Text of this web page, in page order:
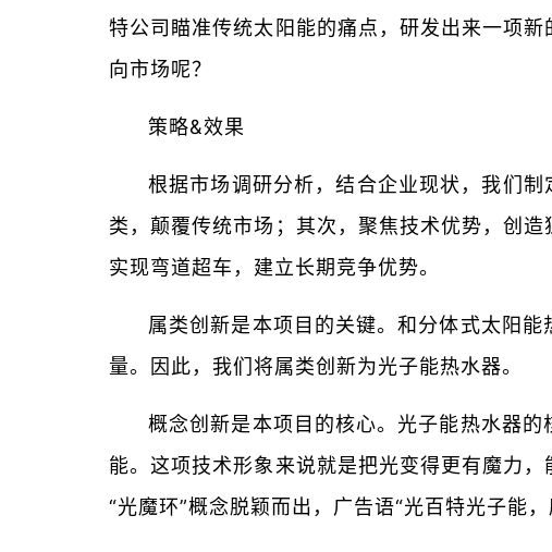
特公司瞄准传统太阳能的痛点，研发出来一项
向市场呢？
策略&效果
根据市场调研分析，结合企业现状，我们
类，颠覆传统市场；其次，聚焦技术优势，创
实现弯道超车，建立长期竞争优势。
属类创新是本项目的关键。和分体式太阳
量。因此，我们将属类创新为光子能热水器。
概念创新是本项目的核心。光子能热水器
能。这项技术形象来说就是把光变得更有魔力
“光魔环”概念脱颖而出，广告语“光百特光子能